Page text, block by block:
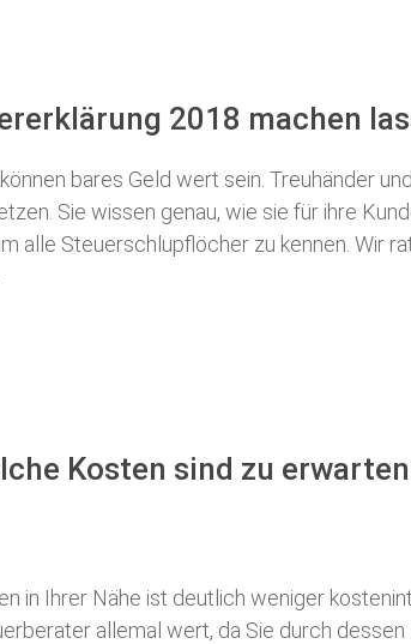
2018 machen
können bares Geld wert sein. Treuhänder
Sie wissen genau, wie sie für ihre
alle Steuerschlupflöcher zu kennen. Wir
Kosten sind zu
in Ihrer Nähe ist deutlich weniger
allemal wert, da Sie durch